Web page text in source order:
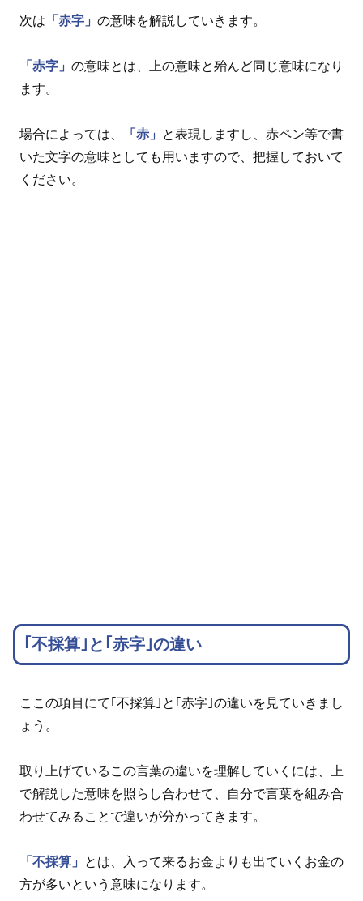
次は 「赤字」 の意味を解説していきます。
「赤字」 の意味とは、上の意味と殆んど同じ意味になり
ます。
場合によっては、 「赤」
と表現しますし、赤ペン等で書
いた文字の意味としても用いますので、把握しておいて
ください。
｢不採算｣と｢赤字｣の違い
ここの項目にて｢不採算｣と｢赤字｣の違いを見ていきまし
ょう。
取り上げているこの言葉の違いを理解していくには、上
で解説した意味を照らし合わせて、自分で言葉を組み合
わせてみることで違いが分かってきます。
「不採算」
とは、入って来るお金よりも出ていくお金の
方が多いという意味になります。